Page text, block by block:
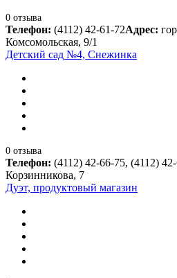
0 отзыва
Телефон: (4112) 42-61-72Адрес:
Комсомольская, 9/1
Детский сад №4, Снежинка
0 отзыва
Телефон: (4112) 42-66-75, (4112)
Корзинникова, 7
Дуэт, продуктовый магазин